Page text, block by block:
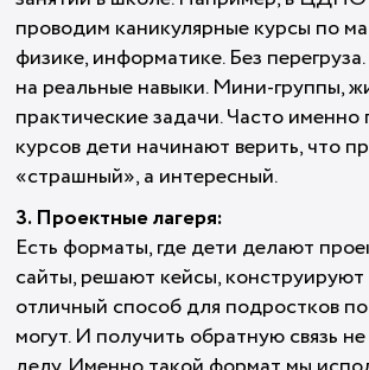
проводим каникулярные курсы по
физике, информатике. Без
на реальные навыки. Мини-группы,
практические задачи. Часто именно
курсов дети начинают верить, что
«страшный», а интересный.
3. Проектные лагеря:
Есть форматы, где дети делают
сайты, решают кейсы,
отличный способ для подростков
могут. И получить обратную связь